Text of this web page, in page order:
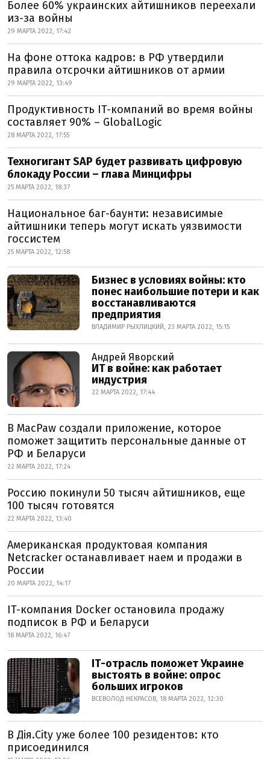
Более 60% украинских айтишников переехали
из-за войны
29 МАРТА 2022, 17:42
На фоне оттока кадров: в РФ утвердили
правила отсрочки айтишников от армии
29 МАРТА 2022, 13:49
Продуктивность IT-компаний во время войны
составляет 90% – GlobalLogic
28 МАРТА 2022, 17:55
Техногигант SAP будет развивать цифровую
блокаду России – глава Минцифры
25 МАРТА 2022, 18:37
Национальное баг-баунти: независимые
айтишники теперь могут искать уязвимости
госсистем
25 МАРТА 2022, 12:58
Бизнес в условиях войны: кто
понес наибольшие потери и как
восстанавливаются
предприятия
ВЛАДИМИР РЫХЛИЦКИЙ, 23 МАРТА 2022, 15:15
Андрей Яворский
ИТ в войне: как работает
индустрия
22 МАРТА 2022, 17:44
В MacPaw создали приложение, которое
поможет защитить персональные данные от
РФ и Беларуси
22 МАРТА 2022, 17:24
Россию покинули 50 тысяч айтишников, еще
100 тысяч готовятся
22 МАРТА 2022, 13:40
Американская продуктовая компания
Netcracker останавливает наем и продажи в
России
20 МАРТА 2022, 14:17
IT-компания Docker остановила продажу
подписок в РФ и Беларуси
18 МАРТА 2022, 16:47
ІТ-отрасль поможет Украине
выстоять в войне: опрос
больших игроков
ВСЕВОЛОД НЕКРАСОВ, 18 МАРТА 2022, 12:30
В Дія.City уже более 100 резидентов: кто
присоединился